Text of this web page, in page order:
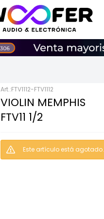
FTV1112-FTV1112
VIOLIN MEMPHIS
FTV11 1/2
Este artículo está agotado.